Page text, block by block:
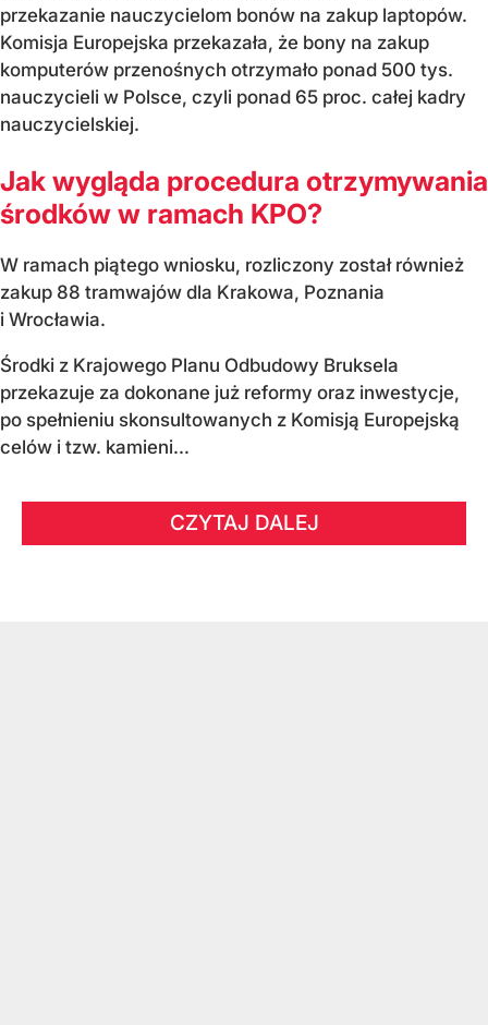
przekazanie nauczycielom bonów na zakup laptopów.
Komisja Europejska przekazała, że bony na zakup
komputerów przenośnych otrzymało ponad 500 tys.
nauczycieli w Polsce, czyli ponad 65 proc. całej kadry
nauczycielskiej.
Jak wygląda procedura otrzymywania
środków w ramach KPO?
W ramach piątego wniosku, rozliczony został również
zakup 88 tramwajów dla Krakowa, Poznania
i Wrocławia.
Środki z Krajowego Planu Odbudowy Bruksela
przekazuje za dokonane już reformy oraz inwestycje,
po spełnieniu skonsultowanych z Komisją Europejską
celów i tzw. kamieni...
CZYTAJ DALEJ